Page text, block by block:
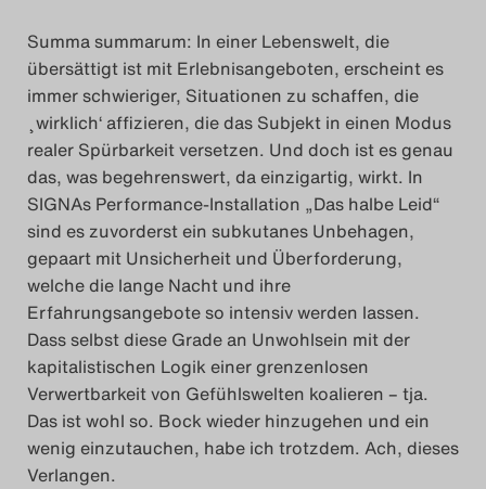
Summa summarum: In einer Lebenswelt, die
übersättigt ist mit Erlebnisangeboten, erscheint es
immer schwieriger, Situationen zu schaffen, die
wirklich‘ affizieren, die das Subjekt in einen Modus
realer Spürbarkeit versetzen. Und doch ist es genau
das, was begehrenswert, da einzigartig, wirkt. In
SIGNAs Performance-Installation „Das halbe Leid“
sind es zuvorderst ein subkutanes Unbehagen,
gepaart mit Unsicherheit und Überforderung,
welche die lange Nacht und ihre
Erfahrungsangebote so intensiv werden lassen.
Dass selbst diese Grade an Unwohlsein mit der
kapitalistischen Logik einer grenzenlosen
Verwertbarkeit von Gefühlswelten koalieren – tja.
Das ist wohl so. Bock wieder hinzugehen und ein
wenig einzutauchen, habe ich trotzdem. Ach, dieses
Verlangen.